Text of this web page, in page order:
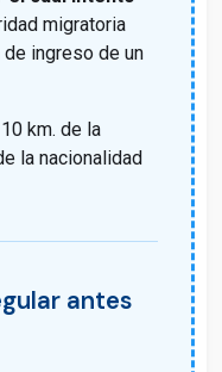
migratoria
ingreso de un
km. de la
la nacionalidad
antes